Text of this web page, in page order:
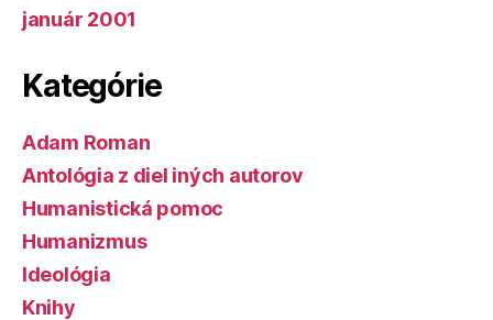
január 2001
Kategórie
Adam Roman
Antológia z diel iných autorov
Humanistická pomoc
Humanizmus
Ideológia
Knihy